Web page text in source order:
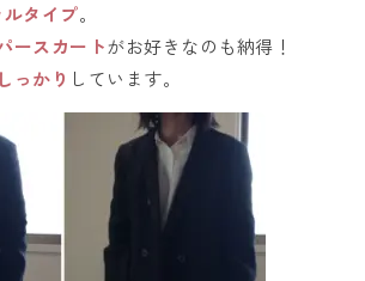
タイプ。
ースカートがお好きなのも納得！
っかり しています。